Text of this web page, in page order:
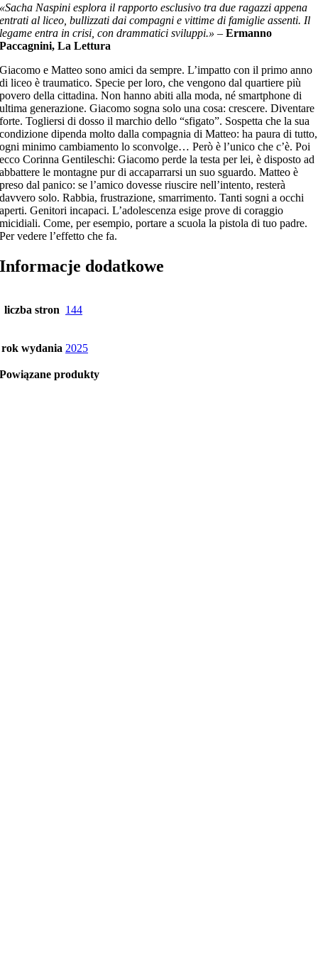
«Sacha Naspini esplora il rapporto esclusivo tra due ragazzi appena
entrati al liceo, bullizzati dai compagni e vittime di famiglie assenti. Il
legame entra in crisi, con drammatici sviluppi.» –Ermanno
Paccagnini, La Lettura
Giacomo e Matteo sono amici da sempre. L’impatto con il primo anno
di liceo è traumatico. Specie per loro, che vengono dal quartiere più
povero della cittadina. Non hanno abiti alla moda, né smartphone di
ultima generazione. Giacomo sogna solo una cosa: crescere. Diventare
forte. Togliersi di dosso il marchio dello “sfigato”. Sospetta che la sua
condizione dipenda molto dalla compagnia di Matteo: ha paura di tutto,
ogni minimo cambiamento lo sconvolge… Però è l’unico che c’è. Poi
ecco Corinna Gentileschi: Giacomo perde la testa per lei, è disposto ad
abbattere le montagne pur di accaparrarsi un suo sguardo. Matteo è
preso dal panico: se l’amico dovesse riuscire nell’intento, resterà
davvero solo. Rabbia, frustrazione, smarrimento. Tanti sogni a occhi
aperti. Genitori incapaci. L’adolescenza esige prove di coraggio
micidiali. Come, per esempio, portare a scuola la pistola di tuo padre.
Per vedere l’effetto che fa.
Informacje dodatkowe
liczba stron 144
rok wydania 2025
Powiązane produkty